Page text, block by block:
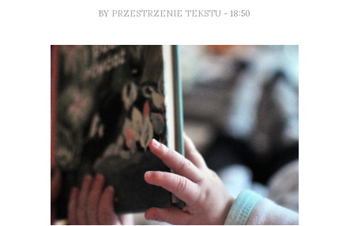
BY PRZESTRZENIE TEKSTU - 18:50